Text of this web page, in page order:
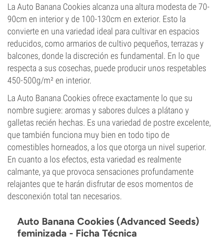
La Auto Banana Cookies alcanza una altura modesta de 70-
90cm en interior y de 100-130cm en exterior. Esto la
convierte en una variedad ideal para cultivar en espacios
reducidos, como armarios de cultivo pequeños, terrazas y
balcones, donde la discreción es fundamental. En lo que
respecta a sus cosechas, puede producir unos respetables
450-500g/m² en interior.
La Auto Banana Cookies ofrece exactamente lo que su
nombre sugiere: aromas y sabores dulces a plátano y
galletas recién hechas. Es una variedad de postre excelente,
que también funciona muy bien en todo tipo de
comestibles horneados, a los que otorga un nivel superior.
En cuanto a los efectos, esta variedad es realmente
calmante, ya que provoca sensaciones profundamente
relajantes que te harán disfrutar de esos momentos de
desconexión total tan necesarios.
Auto Banana Cookies (Advanced Seeds)
feminizada - Ficha Técnica